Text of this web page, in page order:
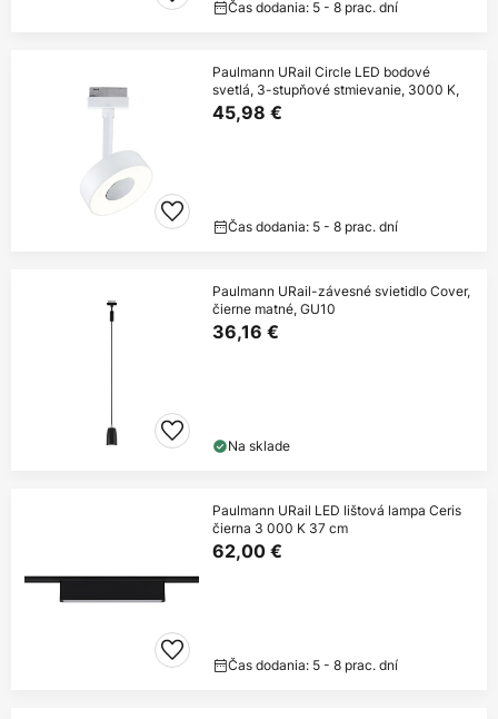
Čas dodania: 5 - 8 prac. dní
Paulmann URail Circle LED bodové
svetlá, 3-stupňové stmievanie, 3000 K,
45,98 €
Čas dodania: 5 - 8 prac. dní
Paulmann URail-závesné svietidlo Cover,
čierne matné, GU10
36,16 €
Na sklade
Paulmann URail LED lištová lampa Ceris
čierna 3 000 K 37 cm
62,00 €
Čas dodania: 5 - 8 prac. dní